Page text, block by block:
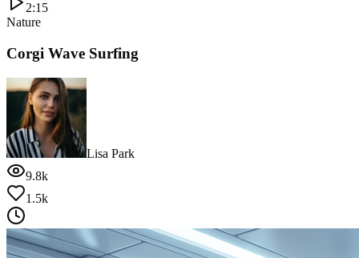
2:15
Nature
Corgi Wave Surfing
Lisa Park
9.8k
1.5k